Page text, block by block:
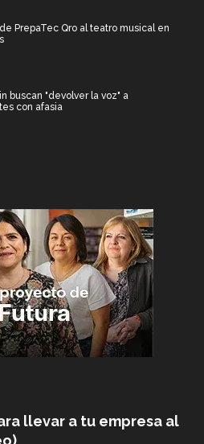
PrepaTec Qro al teatro musical en
buscan "devolver la voz" a
con afasia
llevar a tu empresa al